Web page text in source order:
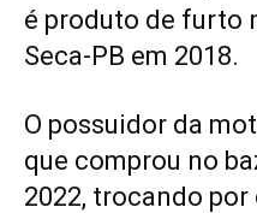
é produto de furto
Seca-PB em 2018.
O possuidor da
que comprou no
2022, trocando